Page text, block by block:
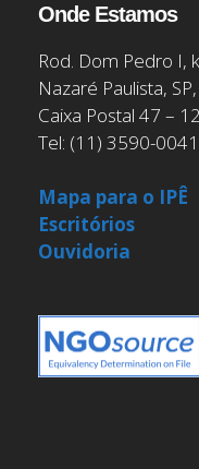
Onde Estamos
Rod. Dom Pedro I,
Nazaré Paulista,
Caixa Postal 47 –
Tel: (11) 3590-0041
Mapa para o IPÊ
Escritórios
Ouvidoria